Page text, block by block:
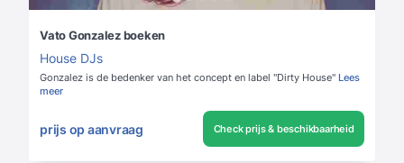
Vato Gonzalez boeken
House DJs
Gonzalez is de bedenker van het concept en label "Dirty House" Lees
meer
prijs op aanvraag Check prijs & beschikbaarheid